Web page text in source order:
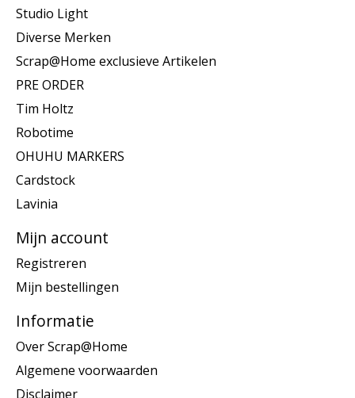
Studio Light
Diverse Merken
Scrap@Home exclusieve Artikelen
PRE ORDER
Tim Holtz
Robotime
OHUHU MARKERS
Cardstock
Lavinia
Mijn account
Registreren
Mijn bestellingen
Informatie
Over Scrap@Home
Algemene voorwaarden
Disclaimer